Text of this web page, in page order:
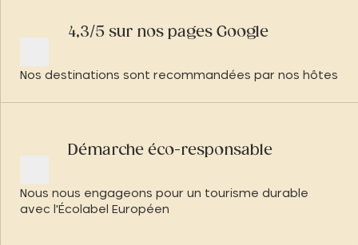
4,3/5 sur nos pages Google
Nos destinations sont recommandées par nos hôtes
Démarche éco-responsable
Nous nous engageons pour un tourisme durable
avec l'Écolabel Européen